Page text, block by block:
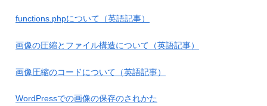
functions.phpについて（英語記事）
画像の圧縮とファイル構造について（英語記事）
画像圧縮のコードについて（英語記事）
WordPressでの画像の保存のされかた